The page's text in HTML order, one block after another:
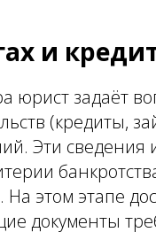
и
юрист задаёт
(кредиты,
Эти
этом этапе
документы